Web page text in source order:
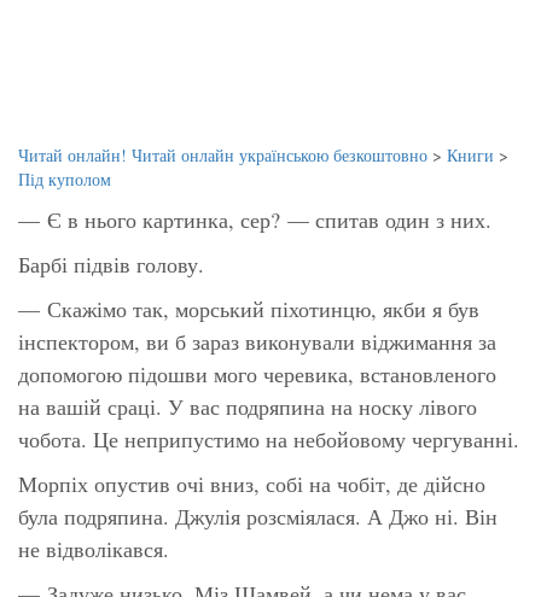
Читай онлайн! Читай онлайн українською безкоштовно > Книги >
Під куполом
— Є в нього картинка, сер? — спитав один з них.
Барбі підвів голову.
— Скажімо так, морський піхотинцю, якби я був
інспектором, ви б зараз виконували віджимання за
допомогою підошви мого черевика, встановленого
на вашій сраці. У вас подряпина на носку лівого
чобота. Це неприпустимо на небойовому чергуванні.
Морпіх опустив очі вниз, собі на чобіт, де дійсно
була подряпина. Джулія розсміялася. А Джо ні. Він
не відволікався.